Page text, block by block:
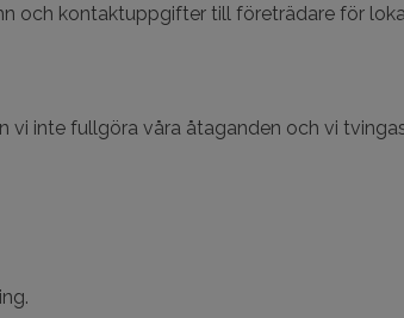
och kontaktuppgifter till företrädare för
inte fullgöra våra åtaganden och vi